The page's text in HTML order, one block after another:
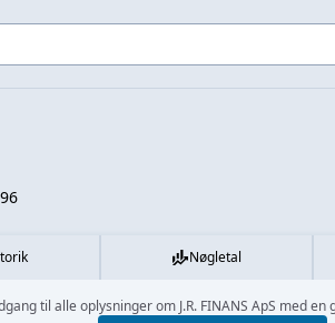
Nøgletal
til alle oplysninger om J.R. FINANS ApS med